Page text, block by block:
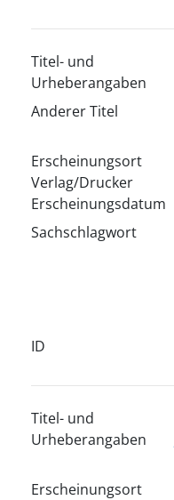
Titel- und
Urheberangaben
Anderer Titel
Erscheinungsort
Verlag/Drucker
Erscheinungsdatum
Sachschlagwort
ID
Titel- und
Urheberangaben
Erscheinungsort